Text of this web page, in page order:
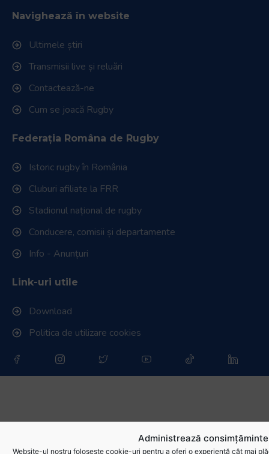
Administrează
Website-ul nostru folosește cookie-uri pentru a oferi o experiență cât mai
Navighează în website
Ultimele știri
Transmisii live și reluări
Contactează-ne
Cum se joacă Rugby
Federația Româna de Rugby
Istoric rugby în România
Cluburi afiliate la FRR
Stadionul național de rugby
Conducere, comisii și departamente
Info - Anunțuri
Link-uri utile
Download
Politica de utilizare cookies